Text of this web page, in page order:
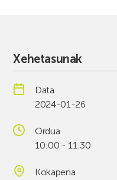
Xehetasunak
Data
2024-01-26
Ordua
10:00 - 11:30
Kokapena